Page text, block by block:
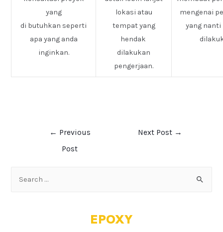
yang
di butuhkan seperti
apa yang anda
inginkan.
lokasi atau
tempat yang
hendak
dilakukan
pengerjaan.
mengenai
yang nanti
← Previous
Post
Next Post →
EPOXY